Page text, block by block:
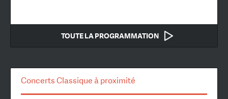
TOUTE LA PROGRAMMATION
Concerts Classique à proximité